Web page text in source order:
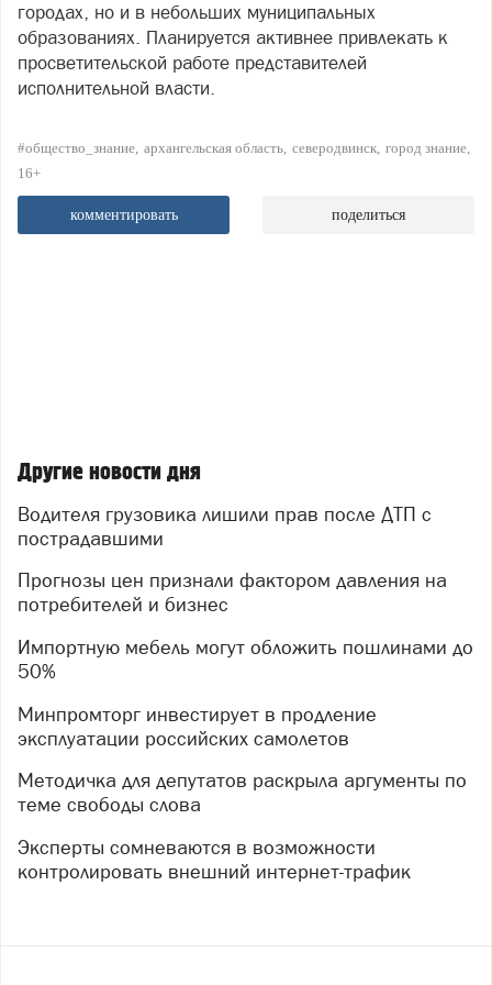
городах, но и в небольших муниципальных
образованиях. Планируется активнее привлекать к
просветительской работе представителей
исполнительной власти.
#общество_знание архангельская область северодвинск город знание
16+
комментировать поделиться
Другие новости дня
Водителя грузовика лишили прав после ДТП с
пострадавшими
Прогнозы цен признали фактором давления на
потребителей и бизнес
Импортную мебель могут обложить пошлинами до
50%
Минпромторг инвестирует в продление
эксплуатации российских самолетов
Методичка для депутатов раскрыла аргументы по
теме свободы слова
Эксперты сомневаются в возможности
контролировать внешний интернет-трафик